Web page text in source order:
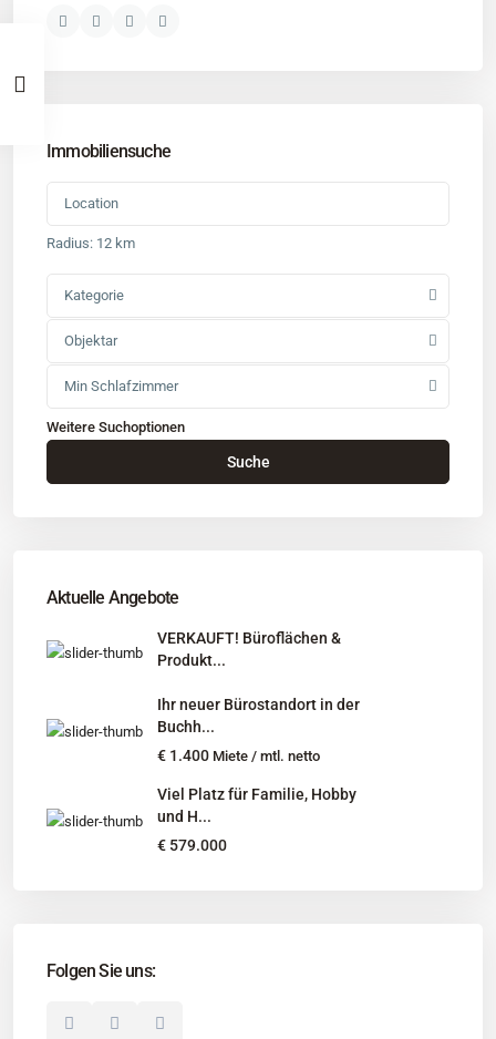
Immobiliensuche
Radius: 12 km
Kategorie
Objektar
Min Schlafzimmer
Weitere Suchoptionen
Suche
Aktuelle Angebote
VERKAUFT! Büroflächen &
Produkt...
Ihr neuer Bürostandort in der
Buchh...
€ 1.400 Miete / mtl. netto
Viel Platz für Familie, Hobby
und H...
€ 579.000
Folgen Sie uns:
Kontakt
: Buchholz in der Nordheide
Unternehmen
Immobilienangebote
© 2025 Borkenhagen Immobilien. Alle Rechte vorbehalten.